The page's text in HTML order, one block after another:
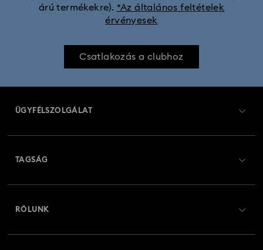
árú termékekre). *Az általános feltételek
érvényesek
Csatlakozás a clubhoz
ÜGYFÉLSZOLGÁLAT
TAGSÁG
RÓLUNK